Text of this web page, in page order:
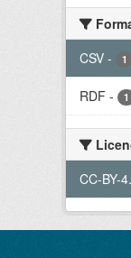
CSV - 1
RDF - 1
CC-BY-